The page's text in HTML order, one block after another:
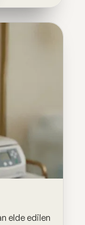
elde edilen